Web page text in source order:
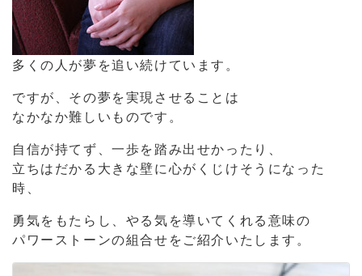
多くの人が夢を追い続けています。
ですが、その夢を実現させることは
なかなか難しいものです。
自信が持てず、一歩を踏み出せかったり、
立ちはだかる大きな壁に心がくじけそうになった
時、
勇気をもたらし、やる気を導いてくれる意味の
パワーストーンの組合せをご紹介いたします。